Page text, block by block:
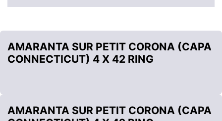
AMARANTA SUR PETIT CORONA (CAPA
CONNECTICUT) 4 X 42 RING
AMARANTA SUR PETIT CORONA (CAPA